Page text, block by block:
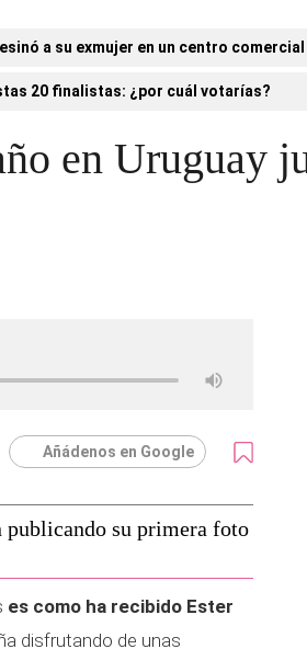
a su exmujer en un centro
20 finalistas: ¿por cuál votarías?
en Uruguay
Añádenos en Google
su primera foto
es como ha recibido Ester
disfrutando de unas